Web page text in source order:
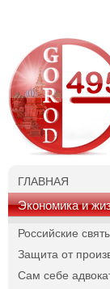
ГЛАВНАЯ
Экономика и
Российские
Защита от
Сам себе